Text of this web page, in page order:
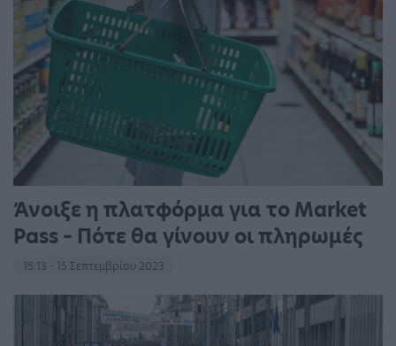
Άνοιξε η πλατφόρμα για το Market
Pass – Πότε θα γίνουν οι πληρωμές
15:13 - 15 Σεπτεμβρίου 2023